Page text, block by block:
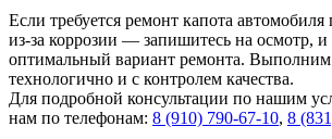
Если требуется ремонт капота
из‑за коррозии — запишитесь на осмотр,
оптимальный вариант ремонта. Выполним
технологично и с контролем качества.
Для подробной консультации по нашим
нам по телефонам: 8 (910) 790-67-10, 8